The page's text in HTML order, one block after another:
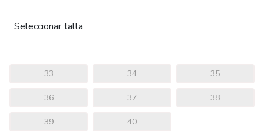
Seleccionar talla
33 34 35
36 37 38
39 40